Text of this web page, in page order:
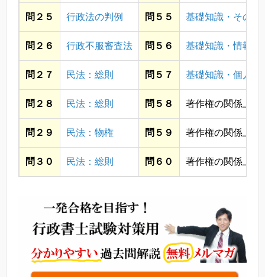
問２５ 行政法の判例 問５５ 基礎知識・その他
問２６ 行政不服審査法 問５６ 基礎知識・情報通
問２７ 民法：総則 問５７ 基礎知識・個人情
問２８ 民法：総則 問５８ 著作権の関係上省
問２９ 民法：物権 問５９ 著作権の関係上省
問３０ 民法：総則 問６０ 著作権の関係上省